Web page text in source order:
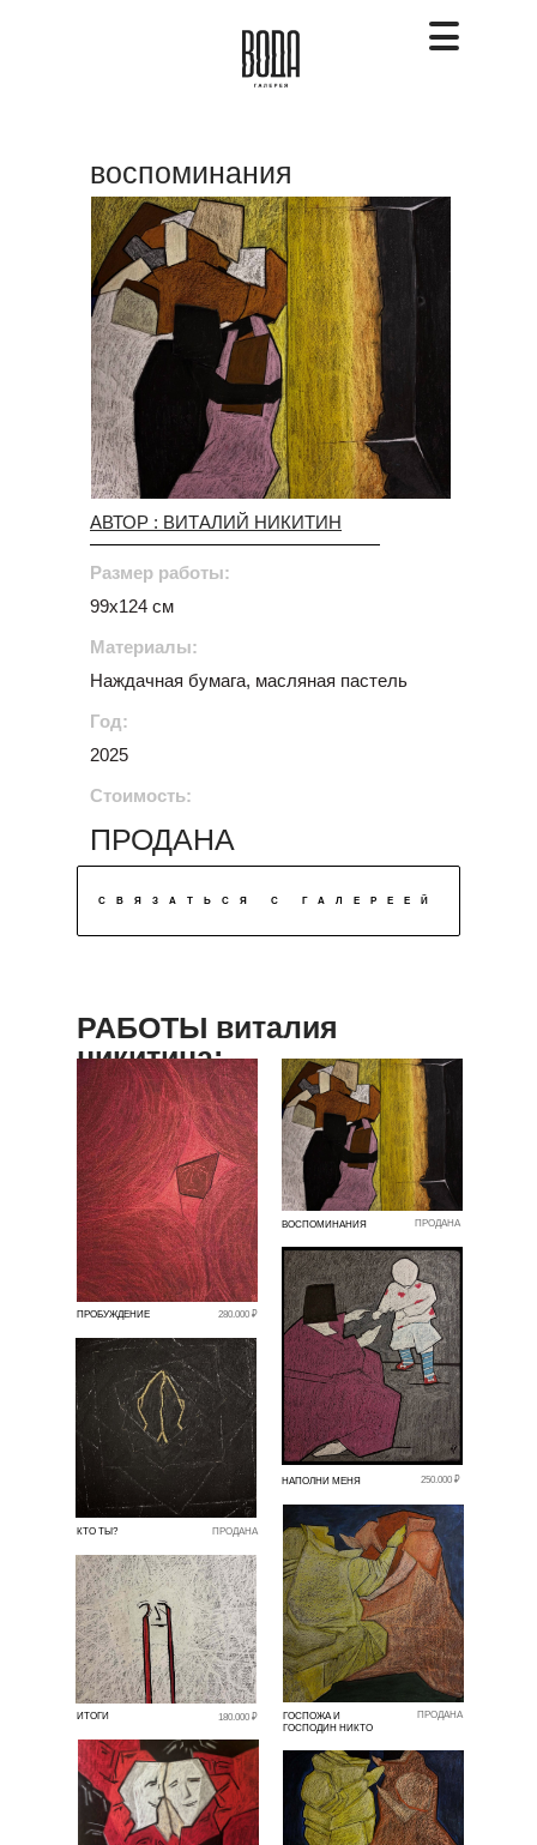
СВЯЗАТЬСЯ С ГАЛЕРЕЕЙ
воспоминания
Размер работы:
ПРОДАНА
Стоимость:
Материалы:
Наждачная бумага, масляная пастель
99х124 см
Год:
2025
АВТОР : ВИТАЛИЙ НИКИТИН
ИТОГИ 180.000 ₽
РАБОТЫ виталия
никитина:
НАПОЛНИ МЕНЯ
ПРОДАНА
ГОСПОЖА И
ГОСПОДИН НИКТО
ПРОБУЖДЕНИЕ 280.000 ₽
250.000 ₽
ВОСПОМИНАНИЯ ПРОДАНА
КТО ТЫ? ПРОДАНА